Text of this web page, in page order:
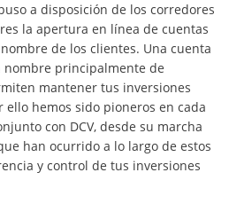
a disposición de los corredores
la apertura en línea de cuentas
de los clientes. Una cuenta
principalmente de
mantener tus inversiones
ello hemos sido pioneros en cada
con DCV, desde su marcha
han ocurrido a lo largo de estos
y control de tus inversiones